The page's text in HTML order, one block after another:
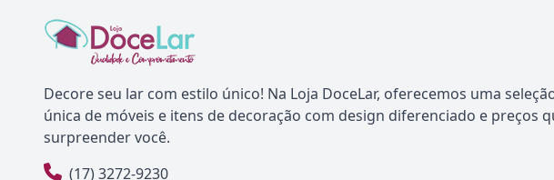
Decore seu lar com estilo único! Na Loja DoceLar, oferecemos uma
única de móveis e itens de decoração com design diferenciado e preços
surpreender você.
(17) 3272-9230